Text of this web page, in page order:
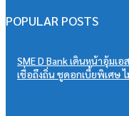
POPULAR POSTS
SME D Bank เดินหน้าอุ้มเ
เชื่อถึงถิ่น ชูดอกเบี้ยพิเศษ